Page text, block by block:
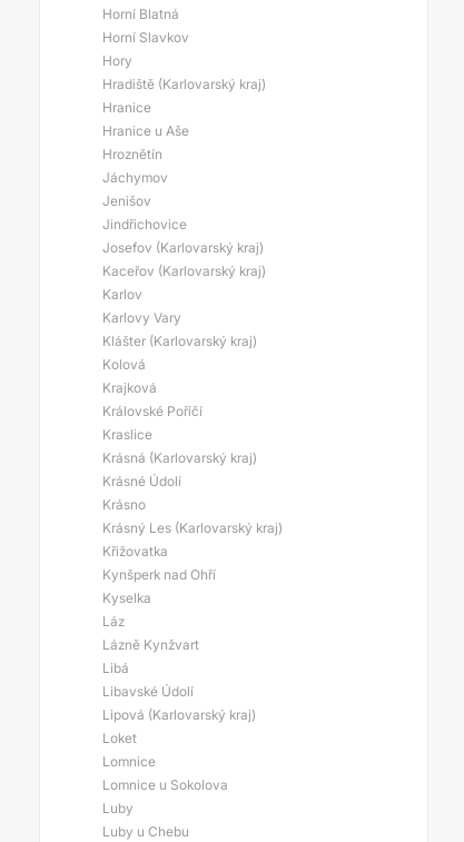
Horní Blatná
Horní Slavkov
Hory
Hradiště (Karlovarský kraj)
Hranice
Hranice u Aše
Hroznětín
Jáchymov
Jenišov
Jindřichovice
Josefov (Karlovarský kraj)
Kaceřov (Karlovarský kraj)
Karlov
Karlovy Vary
Klášter (Karlovarský kraj)
Kolová
Krajková
Královské Poříčí
Kraslice
Krásná (Karlovarský kraj)
Krásné Údolí
Krásno
Krásný Les (Karlovarský kraj)
Křižovatka
Kynšperk nad Ohří
Kyselka
Láz
Lázně Kynžvart
Libá
Libavské Údolí
Lipová (Karlovarský kraj)
Loket
Lomnice
Lomnice u Sokolova
Luby
Luby u Chebu